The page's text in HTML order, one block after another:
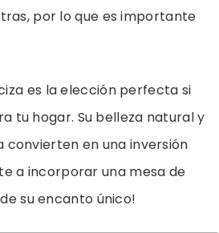
por lo que es importante
es la elección perfecta si
tu hogar. Su belleza natural y
en una inversión
a incorporar una mesa de
su encanto único!